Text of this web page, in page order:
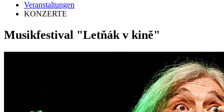
Veranstaltungen
KONZERTE
Musikfestival "Letňák v kině"